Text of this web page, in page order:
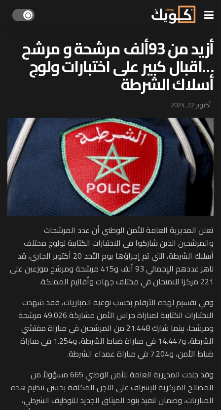
أزيد من 93ألف مرشحة و مرشح
…اقبال كبير على اختبارات ولوج
أسلاك الشرطة
أكتوبر 22, 2024
تعلن المديرية العامة للأمن الوطني أن عدد المرشحات
والمرشحين الذين شاركوا في الاختبارات الكتابية لولوج مختلف
أسلاك الشرطة، التي تم إجراؤها يوم الأحد 20 أكتوبر الجاري، قد
ناهز عددهم الإجمالي 93 ألف و415 مرشحة ومرشح موزعين على
221 مركزا للامتحان في مختلف جهات وأقاليم المملكة.
وفي تقسيم لهذه الأرقام بحسب نوعية المباريات، فقد شهدت
الاختبارات الكتابية لمباراة حراس الأمن مشاركة 49.026 مرشحة
ومرشحا، بينما شارك 21.448 من المرشحين في مباراة مفتشي
الشرطة، و14.447 في مباراة ضباط الشرطة، و1.254 في مباراة
ضباط الأمن، و7.204 في مباراة عمداء الشرطة.
وقد جندت المديرية العامة للأمن الوطني 665 مسؤولاً من
المصالح المركزية للإشراف على اللجن المكلفة بحسن تنظيم هذه
المباريات، وضمان تنفيذ بنود الميثاق الجديد للتوظيف الشرطي،